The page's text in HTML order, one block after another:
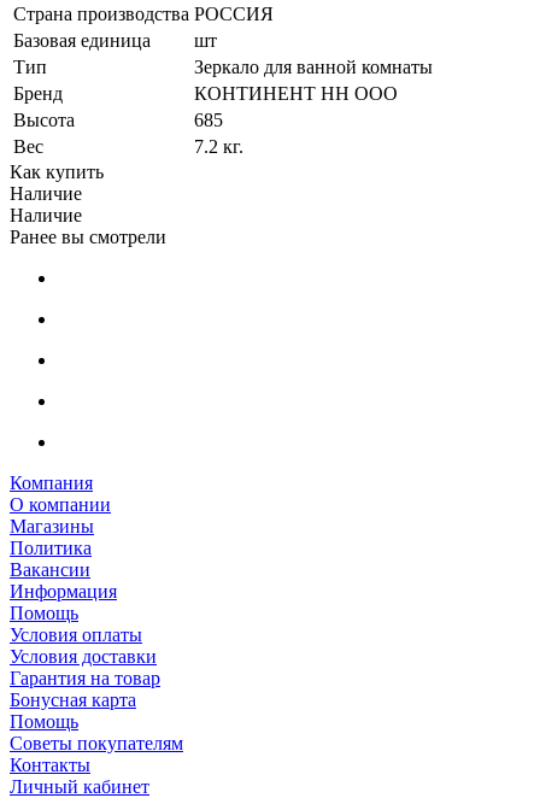
Страна производства РОССИЯ
Базовая единица
шт
Тип
Зеркало для ванной комнаты
Бренд
КОНТИНЕНТ НН ООО
Высота
685
Вес
7.2 кг.
Как купить
Наличие
Наличие
Ранее вы смотрели
Компания
О компании
Магазины
Политика
Вакансии
Информация
Помощь
Условия оплаты
Условия доставки
Гарантия на товар
Бонусная карта
Помощь
Советы покупателям
Контакты
Личный кабинет